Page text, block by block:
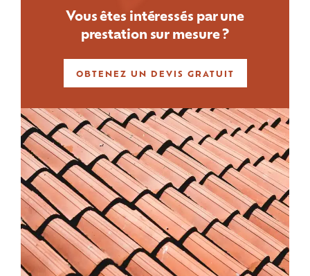
Vous êtes intéressés par une
prestation sur mesure ?
OBTENEZ UN DEVIS GRATUIT